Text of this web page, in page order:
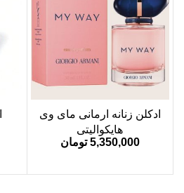
ادکلن زنانه ارمانی مای وی
هایکوالیتی
5,350,000 تومان